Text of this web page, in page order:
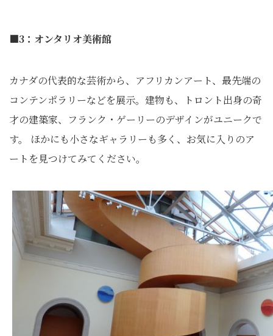
■3：オンタリオ美術館
カナダの代表的な芸術から、アフリカンアート、最先端の
コンテンポラリーなどを展示。建物も、トロント出身の奇
才の建築家、フランク・ゲーリーのデザインがユニークで
す。 ほかにも小さなギャラリーも多く、お気に入りのア
ートを見つけてみてください。